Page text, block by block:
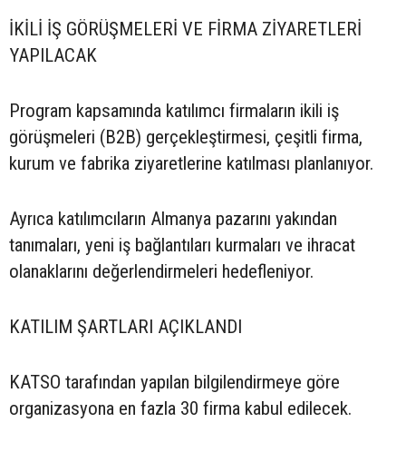
İKİLİ İŞ GÖRÜŞMELERİ VE FİRMA ZİYARETLERİ
YAPILACAK
Program kapsamında katılımcı firmaların ikili iş
görüşmeleri (B2B) gerçekleştirmesi, çeşitli firma,
kurum ve fabrika ziyaretlerine katılması planlanıyor.
Ayrıca katılımcıların Almanya pazarını yakından
tanımaları, yeni iş bağlantıları kurmaları ve ihracat
olanaklarını değerlendirmeleri hedefleniyor.
KATILIM ŞARTLARI AÇIKLANDI
KATSO tarafından yapılan bilgilendirmeye göre
organizasyona en fazla 30 firma kabul edilecek.